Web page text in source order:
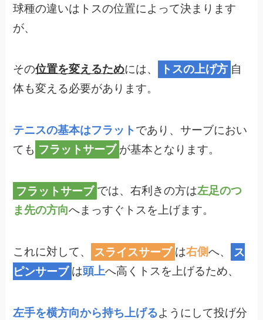
球種の違いはトスの位置によって決まります
が、
その位置を変えるためには、 トスの上げ方 自
体も変える必要があります。
テニスの基本はフラットであり、サーブにおい
ても フラットサーブ が基本となります。
フラットサーブ では、右利きの方は左足のつ
ま先の方向へまっすぐトスを上げます。
これに対して、 スライスサーブ は右側へ、
ス
ピンサーブ は頭上へ高くトスを上げるため、
左手を横方向から持ち上げるようにして投げ分